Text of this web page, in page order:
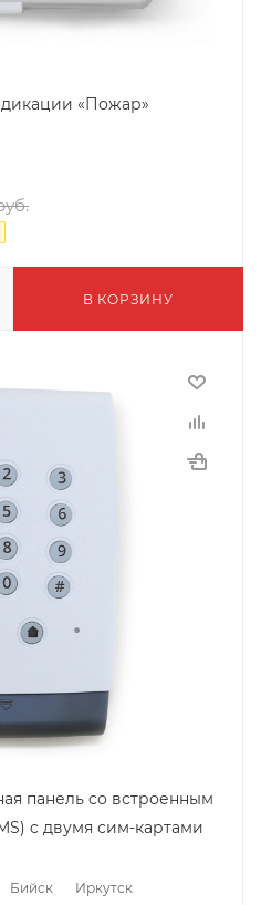
«Пожар»
В КОРЗИНУ
панель cо встроенным
c двумя сим-картами
Бийск Иркутск